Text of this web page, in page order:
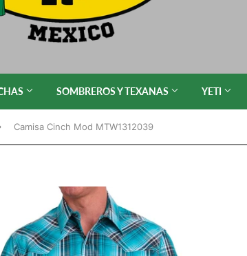
SOMBREROS Y TEXANAS YETI
Camisa Cinch Mod MTW1312039